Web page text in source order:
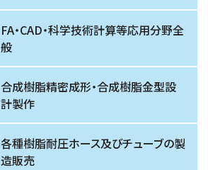
FA・CAD・科学技術計算等応用分野全
般
合成樹脂精密成形・合成樹脂金型設
計製作
各種樹脂耐圧ホース及びチューブの製
造販売